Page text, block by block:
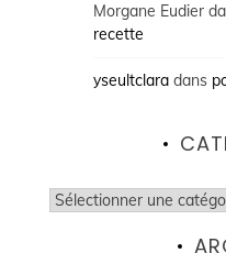
Morgane Eudier
recette
yseultclaradans
Catégories